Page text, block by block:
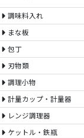
調味料入れ
まな板
包丁
刃物類
調理小物
計量カップ・計量器
レンジ調理器
ケットル・鉄瓶